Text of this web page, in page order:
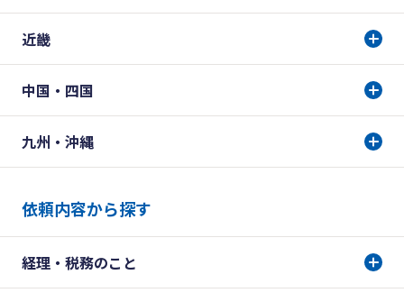
近畿
中国・四国
九州・沖縄
依頼内容から探す
経理・税務のこと